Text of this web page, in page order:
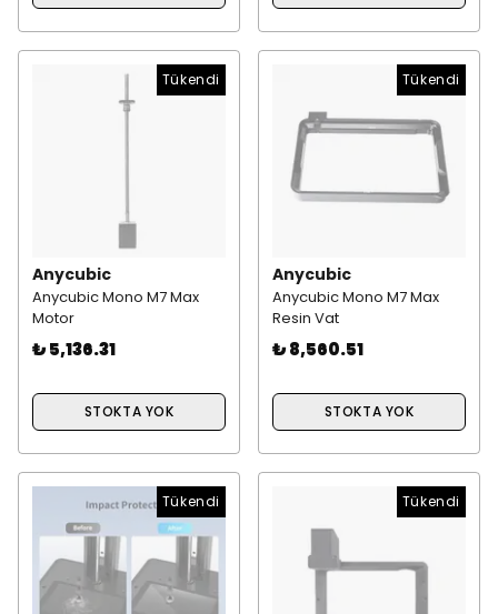
Tükendi
Anycubic
Anycubic Mono M7 Max
Motor
₺ 5,136.31
STOKTA YOK
Tükendi
Anycubic
Anycubic Mono M7 Max
Resin Vat
₺ 8,560.51
STOKTA YOK
Tükendi Tükendi